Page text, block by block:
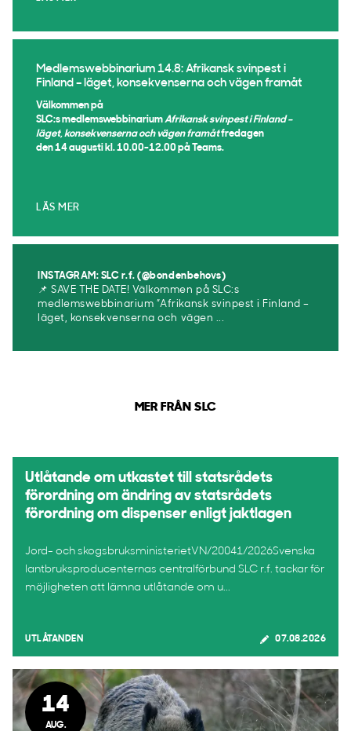
Medlemswebbinarium 14.8: Afrikansk svinpest i
Finland – läget, konsekvenserna och vägen framåt
Välkommen på
SLC:s medlemswebbinariumAfrikansk svinpest i Finland –
läget, konsekvenserna och vägen framåtfredagen
den 14 augusti kl. 10.00-12.00 på Teams.
LÄS MER
INSTAGRAM: SLC r.f. (@bondenbehovs)
📌 SAVE THE DATE! Välkommen på SLC:s
medlemswebbinarium ”Afrikansk svinpest i Finland –
läget, konsekvenserna och vägen ...
MER FRÅN SLC
Utlåtande om utkastet till statsrådets
förordning om ändring av statsrådets
förordning om dispenser enligt jaktlagen
Jord- och skogsbruksministerietVN/20041/2026Svenska
lantbruksproducenternas centralförbund SLC r.f. tackar för
möjligheten att lämna utlåtande om u...
UTLÅTANDEN 07.08.2026
14
AUG.